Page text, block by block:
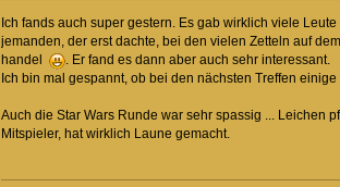
Ich fands auch super gestern. Es gab wirklich viele
jemanden, der erst dachte, bei den vielen Zetteln auf
handel
. Er fand es dann aber auch sehr interessant.
Ich bin mal gespannt, ob bei den nächsten Treffen
Auch die Star Wars Runde war sehr spassig ... Leichen
Mitspieler, hat wirklich Laune gemacht.